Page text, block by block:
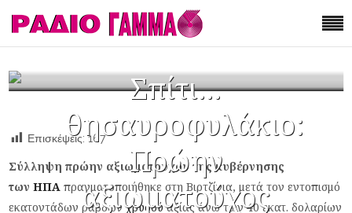
Σπίτι…
θησαυροφυλάκιο:
Πρώην
αξιωματούχος
Επισκέψεις: 167
Σύλληψη πρώην αξιωματούχου της κυβέρνησης
τωνΗΠΑ πραγματοποιήθηκε στη Βιρτζίνια, μετά τον εντοπισμό
εκατοντάδων ράβδωνχρυσούαξίας άνω των 40 εκατ. δολαρίων